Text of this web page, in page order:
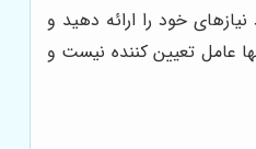
دقیق در مورد نیازهای خود را ارائه دهید و
عامل تعیین کننده نیست و